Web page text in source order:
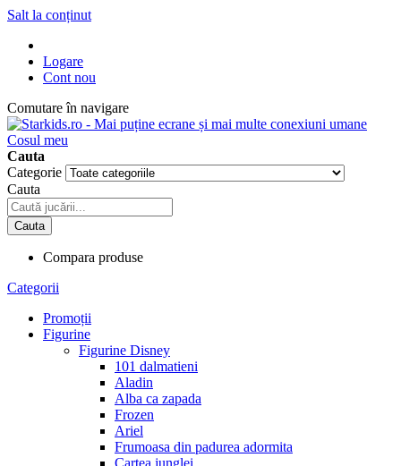
Salt la conținut
Logare
Cont nou
Comutare în navigare
Cosul meu
Cauta
Categorie
Cauta
Cauta
Compara produse
Categorii
Promoții
Figurine
Figurine Disney
101 dalmatieni
Aladin
Alba ca zapada
Frozen
Ariel
Frumoasa din padurea adormita
Cartea junglei